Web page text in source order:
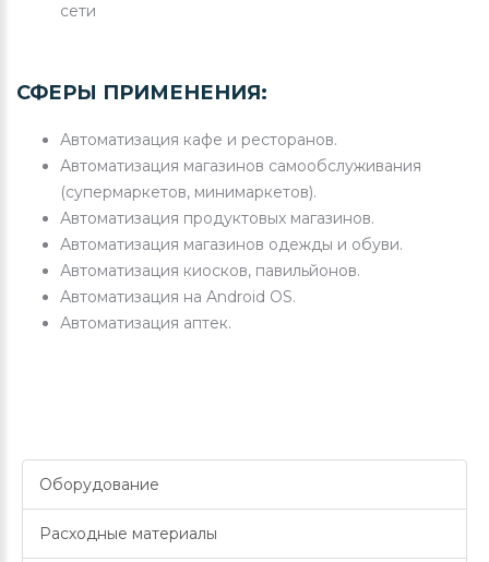
сети
СФЕРЫ ПРИМЕНЕНИЯ:
Автоматизация кафе и ресторанов.
Автоматизация магазинов самообслуживания
(супермаркетов, минимаркетов).
Автоматизация продуктовых магазинов.
Автоматизация магазинов одежды и обуви.
Автоматизация киосков, павильйонов.
Автоматизация на Android OS.
Автоматизация аптек.
Оборудование
Расходные материалы